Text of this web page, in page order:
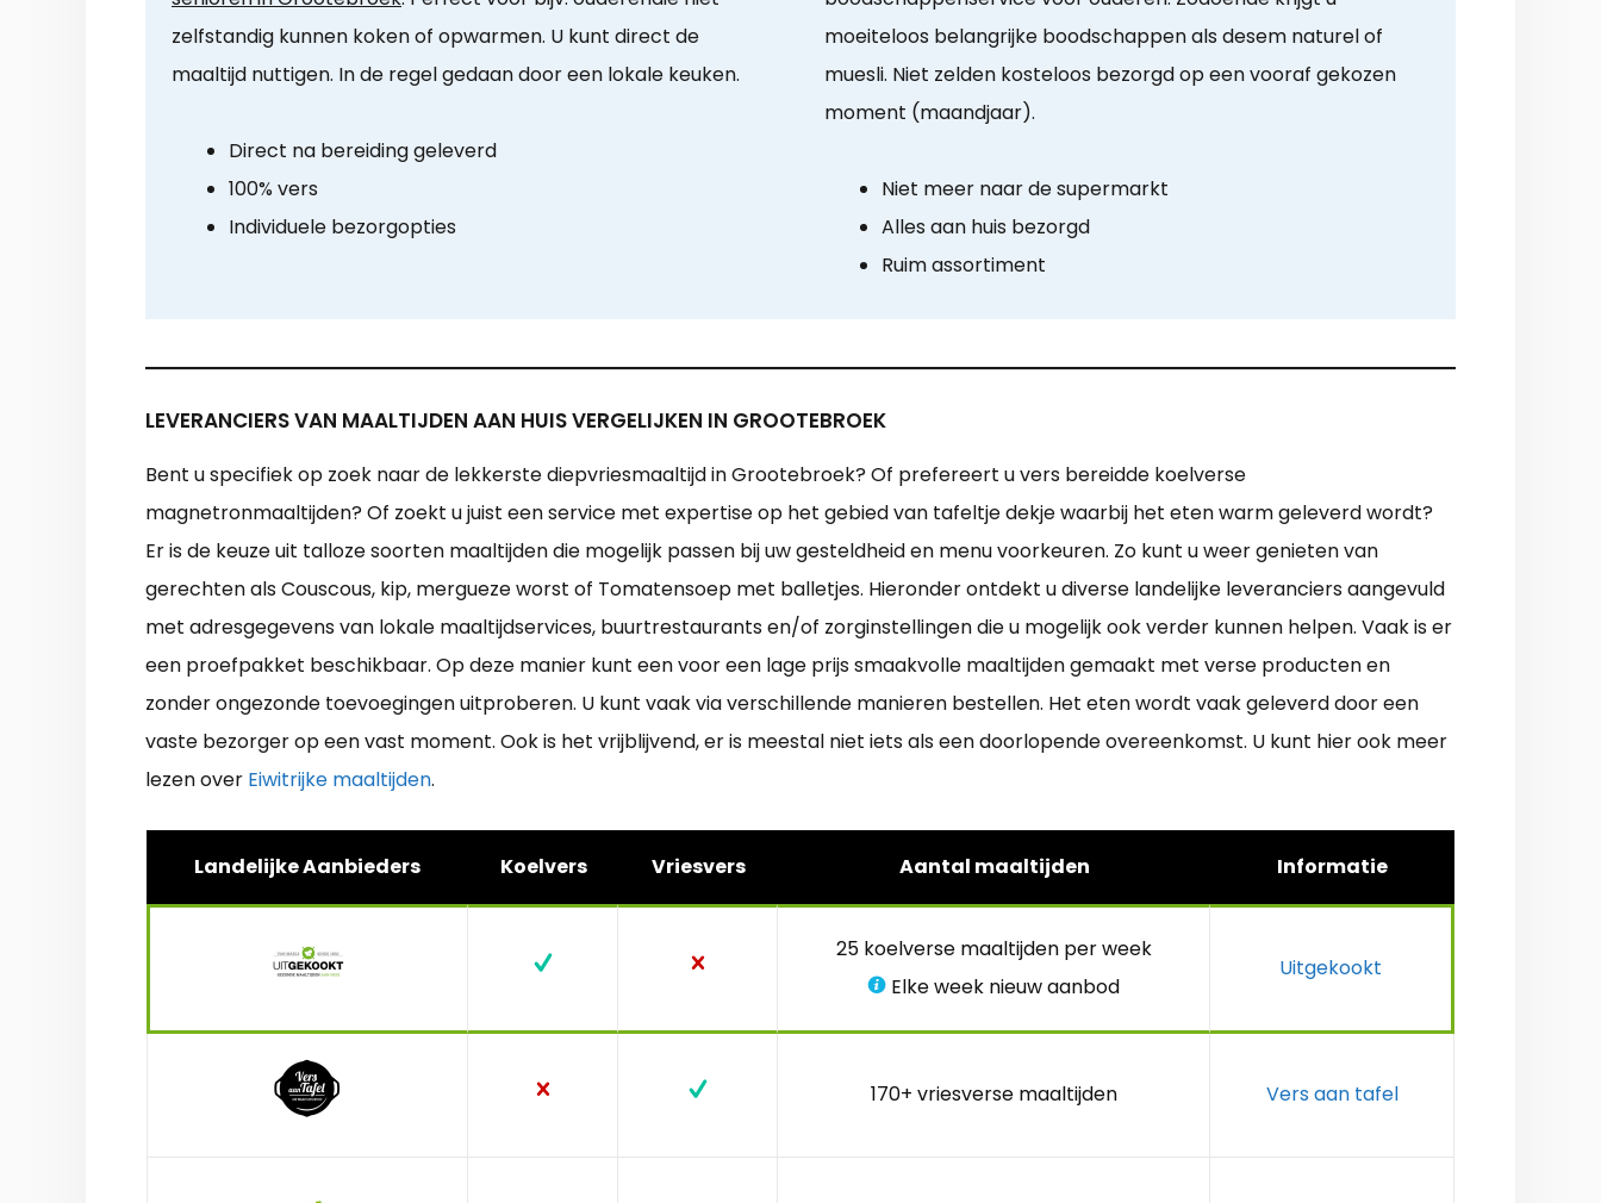
zelfstandig kunnen koken of opwarmen. U kunt direct de
maaltijd nuttigen. In de regel gedaan door een lokale keuken.
Direct na bereiding geleverd
100% vers
Individuele bezorgopties
moeiteloos belangrijke boodschappen als desem naturel of
muesli. Niet zelden kosteloos bezorgd op een vooraf gekozen
moment (maandjaar).
Niet meer naar de supermarkt
Alles aan huis bezorgd
Ruim assortiment
LEVERANCIERS VAN MAALTIJDEN AAN HUIS VERGELIJKEN IN GROOTEBROEK
Bent u specifiek op zoek naar de lekkerste diepvriesmaaltijd in Grootebroek? Of prefereert u vers bereidde koelverse
magnetronmaaltijden? Of zoekt u juist een service met expertise op het gebied van tafeltje dekje waarbij het eten warm geleverd wordt?
Er is de keuze uit talloze soorten maaltijden die mogelijk passen bij uw gesteldheid en menu voorkeuren. Zo kunt u weer genieten van
gerechten als Couscous, kip, mergueze worst of Tomatensoep met balletjes. Hieronder ontdekt u diverse landelijke leveranciers aangevuld
met adresgegevens van lokale maaltijdservices, buurtrestaurants en/of zorginstellingen die u mogelijk ook verder kunnen helpen. Vaak is er
een proefpakket beschikbaar. Op deze manier kunt een voor een lage prijs smaakvolle maaltijden gemaakt met verse producten en
zonder ongezonde toevoegingen uitproberen. U kunt vaak via verschillende manieren bestellen. Het eten wordt vaak geleverd door een
vaste bezorger op een vast moment. Ook is het vrijblijvend, er is meestal niet iets als een doorlopende overeenkomst. U kunt hier ook meer
lezen over Eiwitrijke maaltijden.
Landelijke Aanbieders Koelvers Vriesvers Aantal maaltijden Informatie
25 koelverse maaltijden per week
Elke week nieuw aanbod
Uitgekookt
170+ vriesverse maaltijden Vers aan tafel